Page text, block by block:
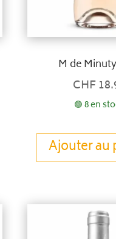
M de
CHF
🟢 8 en
Ajouter au